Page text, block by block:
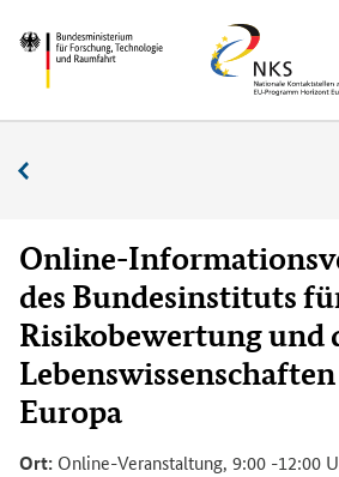
zum
Inhalt
(Eingabetaste)
zum
Hauptmenu
(Eingabetaste)
zur
Suche
(Eingabetaste)
zur
Fußleiste
(Enter)
Bundesministerium
Technologie
Raumfahrt
Horizont
Europa
Online-
des Bundesinstituts
Risikobewertung und
Europa
Ort: Online-Veranstaltung, 9:00 -12:00